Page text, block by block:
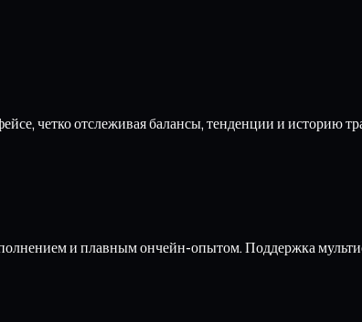
четко отслеживая балансы, тенденции и историю
и плавным ончейн-опытом. Поддержка